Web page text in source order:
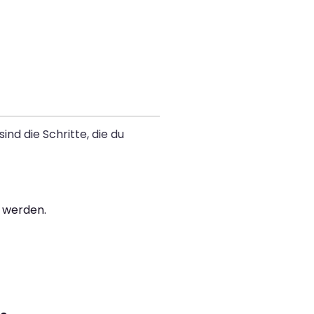
die Schritte, die du